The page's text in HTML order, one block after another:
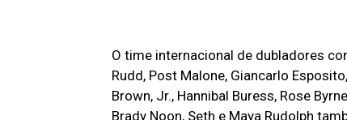
O time internacional de dubladores
Rudd, Post Malone, Giancarlo
Brown, Jr., Hannibal Buress, Rose
Brady Noon, Seth e Maya Rudolph